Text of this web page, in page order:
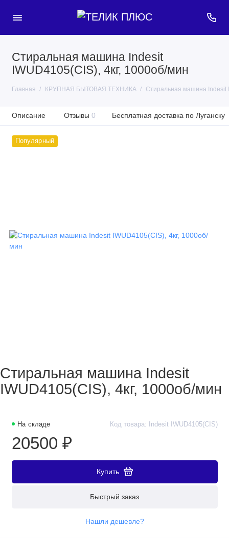
Стиральная машина Indesit
IWUD4105(CIS), 4кг, 1000об/мин
Главная КРУПНАЯ БЫТОВАЯ ТЕХНИКА Стиральная машина Indesit
Описание Отзывы 0 Бесплатная доставка по Луганску
Популярный
Стиральная машина Indesit
IWUD4105(CIS), 4кг, 1000об/мин
На складе Код товара: Indesit IWUD4105(CIS)
20500 ₽
Купить
Быстрый заказ
Нашли дешевле?